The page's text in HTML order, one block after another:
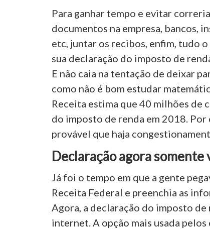
Para ganhar tempo e evitar
documentos na empresa, bancos,
etc, juntar os recibos, enfim, tudo
sua declaração do imposto de
E não caia na tentação de deixar
como não é bom estudar
Receita estima que 40 milhões de
do imposto de renda em 2018.
provável que haja
Declaração agora
Já foi o tempo em que a gente
Receita Federal e preenchia as
Agora, a declaração do imposto
internet. A opção mais usada